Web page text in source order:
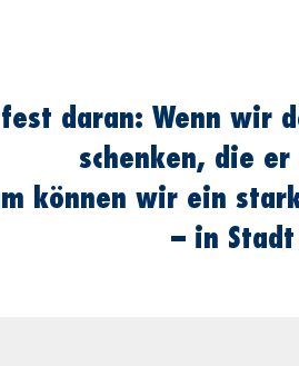
daran: Wenn wir
schenken, die
können wir ein
– in